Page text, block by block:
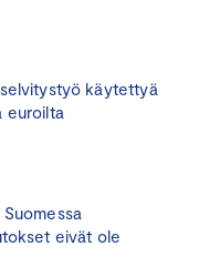
käytettyä
euroilta
eivät ole